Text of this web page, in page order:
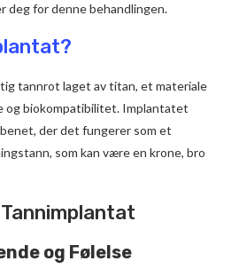
deg for denne behandlingen.
tannrot laget av titan, et materiale
og biokompatibilitet. Implantatet
der det fungerer som et
som kan være en krone, bro
og Følelse